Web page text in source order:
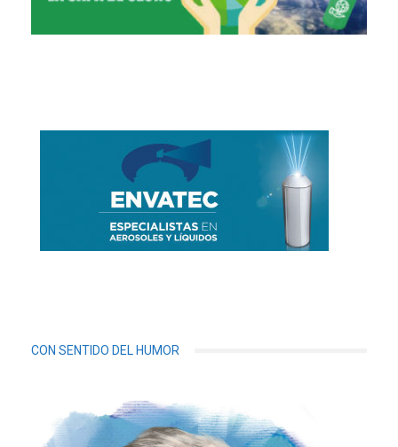
CON SENTIDO DEL HUMOR